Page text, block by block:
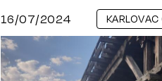
16/07/2024